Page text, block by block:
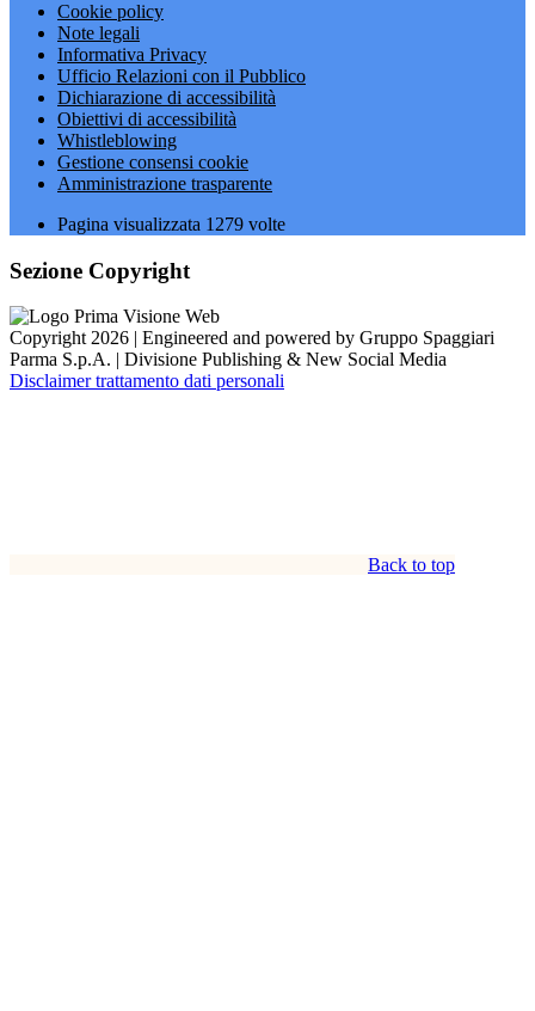
Cookie policy
Note legali
Informativa Privacy
Ufficio Relazioni con il Pubblico
Dichiarazione di accessibilità
Obiettivi di accessibilità
Whistleblowing
Gestione consensi cookie
Amministrazione trasparente
Pagina visualizzata 1279 volte
Sezione Copyright
Copyright 2026 | Engineered and powered by Gruppo Spaggiari
Parma S.p.A. | Divisione Publishing & New Social Media
Disclaimer trattamento dati personali
Back to top